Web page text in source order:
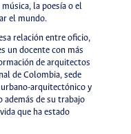
la poesía o el
el mundo.
relación entre oficio,
un docente con más
de arquitectos
de Colombia, sede
arquitectónico y
además de su trabajo
que ha estado